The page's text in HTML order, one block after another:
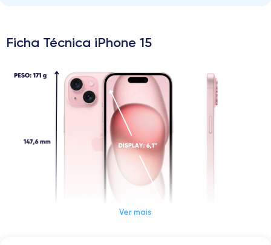
Ficha Técnica iPhone 15
Ver mais